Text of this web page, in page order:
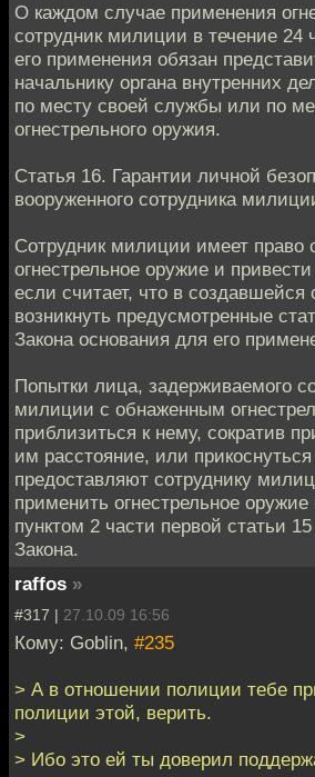
О каждом случае применения
сотрудник милиции в течение 24
его применения обязан
начальнику органа внутренних
по месту своей службы или по
огнестрельного оружия.
Статья 16. Гарантии личной
вооруженного сотрудника
Сотрудник милиции имеет право
огнестрельное оружие и привести
если считает, что в создавшейся
возникнуть предусмотренные
Закона основания для его
Попытки лица, задерживаемого
милиции с обнаженным
приблизиться к нему, сократив
им расстояние, или
предоставляют сотруднику
применить огнестрельное оружие
пунктом 2 части первой статьи
Закона.
raffos »
#317 | 27.10.09 16:56
Кому: Goblin, #235
> А в отношении полиции тебе
полиции этой, верить.
>
> Ибо это ей ты доверил